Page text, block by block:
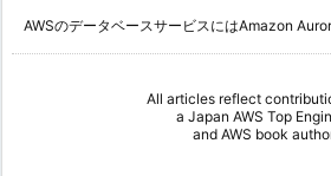
AWSのデータベースサービスにはAmazon
All articles reflect
a Japan AWS Top
and AWS book